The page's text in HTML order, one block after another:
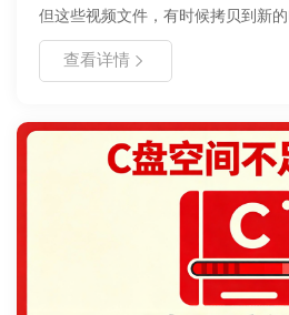
但这些视频文件，有时候拷贝到新
装相关的播放器，或者没有安装相
正常播放这些文件的。好哈屏幕录
面都可以直接执行
查看详情